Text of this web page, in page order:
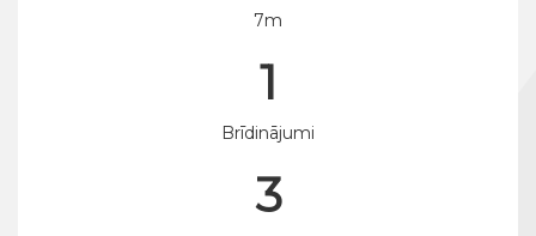
7m
1
Brīdinājumi
3